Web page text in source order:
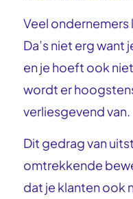
Veel ondernemers
Da’s niet erg want
en je hoeft ook
wordt er
verliesgevend van.
Dit gedrag van
omtrekkende
dat je klanten ook